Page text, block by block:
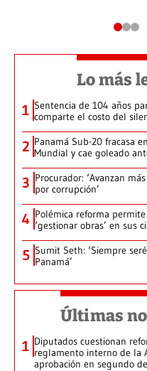
Lo más
1 Sentencia de 104 años
comparte el costo del
2 Panamá Sub-20 fracasa
Mundial y cae goleado
3 Procurador: ‘Avanzan
por corrupción’
4 Polémica reforma
‘gestionar obras’ en sus
5 Sumit Seth: ‘Siempre
Panamá’
Últimas
1 Diputados cuestionan
reglamento interno de la
aprobación en segundo